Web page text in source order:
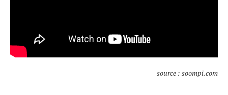
source : soompi.com